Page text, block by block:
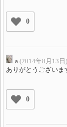
0
a (2014年8月13日)
ありがとうございま
0